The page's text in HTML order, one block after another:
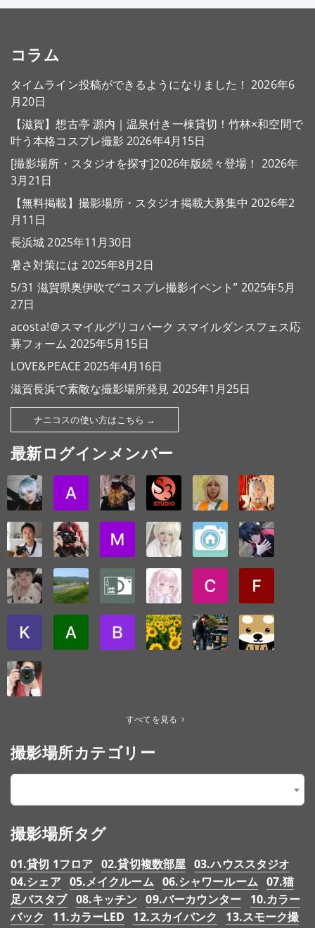
コラム
タイムライン投稿ができるようになりました！ 2026年6
月20日
【滋賀】想古亭 源内｜温泉付き一棟貸切！竹林×和空間で
叶う本格コスプレ撮影 2026年4月15日
[撮影場所・スタジオを探す]2026年版続々登場！ 2026年
3月21日
【無料掲載】撮影場所・スタジオ掲載大募集中 2026年2
月11日
長浜城 2025年11月30日
暑さ対策には 2025年8月2日
5/31 滋賀県奥伊吹で“コスプレ撮影イベント” 2025年5月
27日
acosta!＠スマイルグリコパーク スマイルダンスフェス応
募フォーム 2025年5月15日
LOVE&PEACE 2025年4月16日
滋賀長浜で素敵な撮影場所発見 2025年1月25日
ナニコスの使い方はこちら →
最新ログインメンバー
すべてを見る
撮影場所カテゴリー
×
撮影場所タグ
01.貸切 1フロア 02.貸切複数部屋 03.ハウススタジオ
04.シェア 05.メイクルーム 06.シャワールーム 07.猫
足バスタブ 08.キッチン 09.バーカウンター
10.カラー
バック
11.カラーLED 12.スカイバンク
13.スモーク撮